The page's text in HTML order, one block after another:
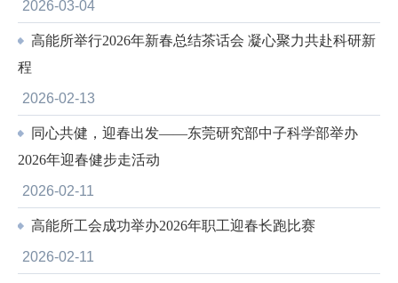
2026-03-04
高能所举行2026年新春总结茶话会 凝心聚力共赴科研新
程
2026-02-13
同心共健，迎春出发——东莞研究部中子科学部举办
2026年迎春健步走活动
2026-02-11
高能所工会成功举办2026年职工迎春长跑比赛
2026-02-11